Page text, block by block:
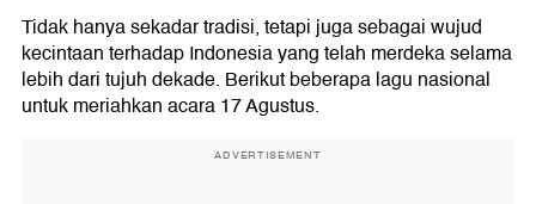
Tidak hanya sekadar tradisi, tetapi juga sebagai wujud
kecintaan terhadap Indonesia yang telah merdeka selama
lebih dari tujuh dekade. Berikut beberapa lagu nasional
untuk meriahkan acara 17 Agustus.
ADVERTISEMENT